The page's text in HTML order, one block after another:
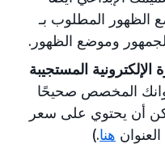
الظهور المطلوب بـ
وموضع الظهور.
الإلكترونية المستجيبة
المخصص صحيحًا
أن يحتوي على سعر
هنا.)